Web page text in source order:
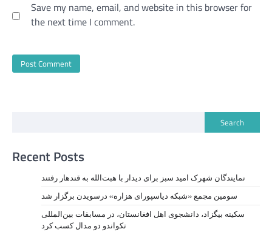
Save my name, email, and website in this browser for
the next time I comment.
Search
Recent Posts
نمايندگان شهرک امید سبز برای دیدار با هبت‌الله به قندهار رفتند
سومین مجمع «شبکه دیاسپورای هزاره» درسویدن برگزار شد
سکینه بیگزاد، دانشجوی اهل افغانستان، در مسابقات بین‌المللی
تکواندو دو مدال کسب کرد